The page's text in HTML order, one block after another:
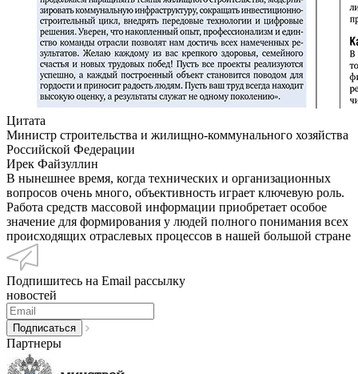
Цитата
Министр строительства и жилищно-коммунального хозяйства
Российской Федерации
Ирек Файзуллин
В нынешнее время, когда технических и организационных
вопросов очень много, объективность играет ключевую роль.
Работа средств массовой информации приобретает особое
значение для формирования у людей полного понимания всех
происходящих отраслевых процессов в нашей большой стране
Подпишитесь на Email рассылку
новостей
Партнеры